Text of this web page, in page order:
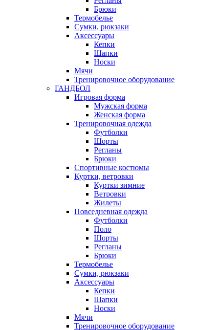
Брюки
Термобелье
Сумки, рюкзаки
Аксессуары
Кепки
Шапки
Носки
Мячи
Тренировочное оборудование
ГАНДБОЛ
Игровая форма
Мужская форма
Женская форма
Тренировочная одежда
Футболки
Шорты
Регланы
Брюки
Спортивные костюмы
Куртки, ветровки
Куртки зимние
Ветровки
Жилеты
Повседневная одежда
Футболки
Поло
Шорты
Регланы
Брюки
Термобелье
Сумки, рюкзаки
Аксессуары
Кепки
Шапки
Носки
Мячи
Тренировочное оборудование